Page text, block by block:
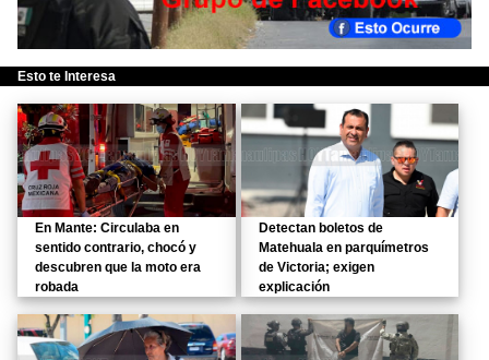
Esto te Interesa
En Mante: Circulaba en
sentido contrario, chocó y
descubren que la moto era
robada
Detectan boletos de
Matehuala en parquímetros
de Victoria; exigen
explicación